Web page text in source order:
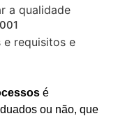
a qualidade
e requisitos e
é
ou não, que